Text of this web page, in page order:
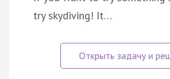
try skydiving! It…